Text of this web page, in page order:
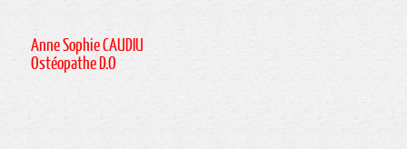
Anne Sophie CAUDIU
Ostéopathe D.O